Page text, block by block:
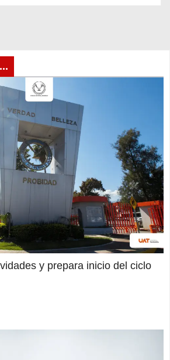
y prepara inicio del ciclo